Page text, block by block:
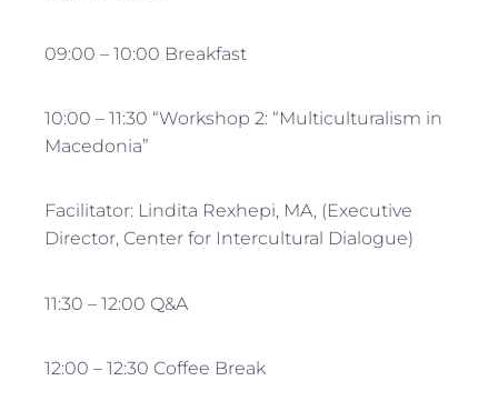
09:00 – 10:00 Breakfast
10:00 – 11:30 “Workshop 2: “Multiculturalism in
Macedonia”
Facilitator: Lindita Rexhepi, MA, (Executive
Director, Center for Intercultural Dialogue)
11:30 – 12:00 Q&A
12:00 – 12:30 Coffee Break